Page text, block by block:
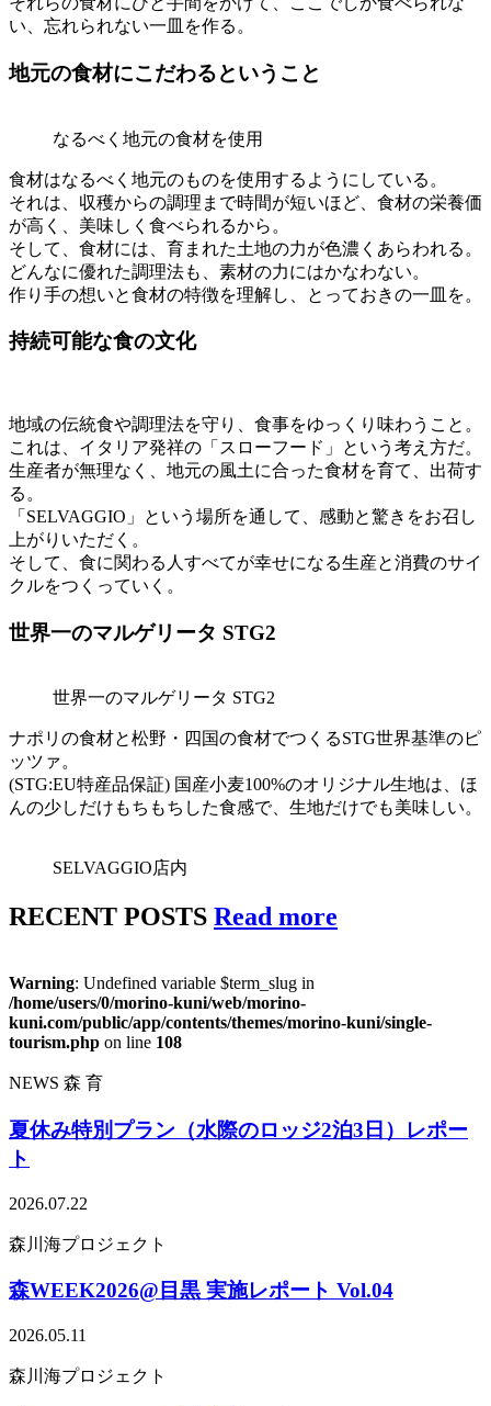
い、忘れられない一皿を作る。
地元の食材にこだわるということ
なるべく地元の食材を使用
食材はなるべく地元のものを使用するようにしている。
それは、収穫からの調理まで時間が短いほど、食材の栄養価
が高く、美味しく食べられるから。
そして、食材には、育まれた土地の力が色濃くあらわれる。
どんなに優れた調理法も、素材の力にはかなわない。
作り手の想いと食材の特徴を理解し、とっておきの一皿を。
持続可能な食の文化
地域の伝統食や調理法を守り、食事をゆっくり味わうこと。
これは、イタリア発祥の「スローフード」という考え方だ。
生産者が無理なく、地元の風土に合った食材を育て、出荷す
る。
「SELVAGGIO」という場所を通して、感動と驚きをお召し
上がりいただく。
そして、食に関わる人すべてが幸せになる生産と消費のサイ
クルをつくっていく。
世界⼀のマルゲリータ STG2
世界⼀のマルゲリータ STG2
ナポリの食材と松野・四国の食材でつくるSTG世界基準のピ
ッツァ。
(STG:EU特産品保証) 国産小⻨100%のオリジナル生地は、ほ
んの少しだけもちもちした食感で、生地だけでも美味しい。
SELVAGGIO店内
RECENT POSTS Read more
Warning: Undefined variable $term_slug in
/home/users/0/morino-kuni/web/morino-
kuni.com/public/app/contents/themes/morino-kuni/single-
tourism.php on line 108
NEWS 森 育
夏休み特別プラン（水際のロッジ2泊3日）レポー
ト
2026.07.22
森川海プロジェクト
森WEEK2026@目黒 実施レポート Vol.04
2026.05.11
森川海プロジェクト